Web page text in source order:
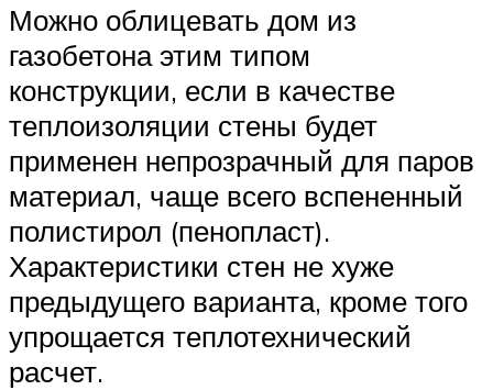
Можно облицевать дом из
газобетона этим типом
конструкции, если в качестве
теплоизоляции стены будет
применен непрозрачный для паров
материал, чаще всего вспененный
полистирол (пенопласт).
Характеристики стен не хуже
предыдущего варианта, кроме того
упрощается теплотехнический
расчет.